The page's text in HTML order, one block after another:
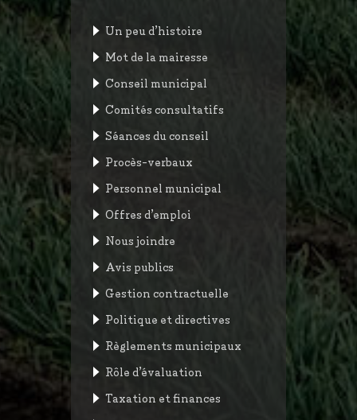
Un peu d’histoire
Mot de la mairesse
Conseil municipal
Comités consultatifs
Séances du conseil
Procès-verbaux
Personnel municipal
Offres d’emploi
Nous joindre
Avis publics
Gestion contractuelle
Politique et directives
Règlements municipaux
Rôle d’évaluation
Taxation et finances